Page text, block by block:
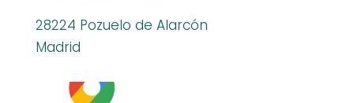
28224 Pozuelo de Alarcón
Madrid